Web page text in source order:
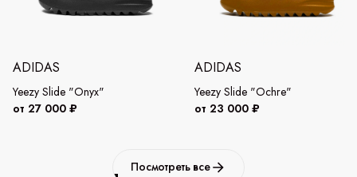
ADIDAS
Yeezy Slide "Onyx"
от 27 000 ₽
ADIDAS
Yeezy Slide "Ochre"
от 23 000 ₽
Посмотреть все